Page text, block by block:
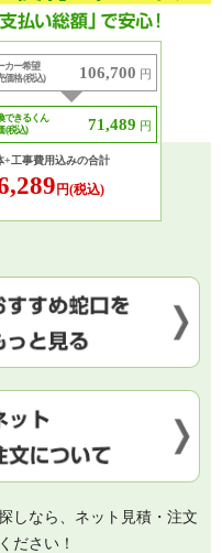
カー希望
価格 (税込)
106,700 円
できるくん
(税込)
71,489 円
+工事費用込みの合計
円(税込)
しなら、ネット見積・注文
ださい！